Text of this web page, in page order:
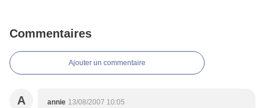
Commentaires
Ajouter un commentaire
A annie 13/08/2007 10:05